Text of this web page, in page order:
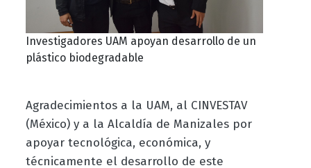
Investigadores UAM apoyan desarrollo de un
plástico biodegradable
Agradecimientos a la UAM, al CINVESTAV
(México) y a la Alcaldía de Manizales por
apoyar tecnológica, económica, y
técnicamente el desarrollo de este